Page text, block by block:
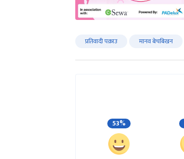
प्रतिवादी पक्राउ मानव बेचबिखन
53%